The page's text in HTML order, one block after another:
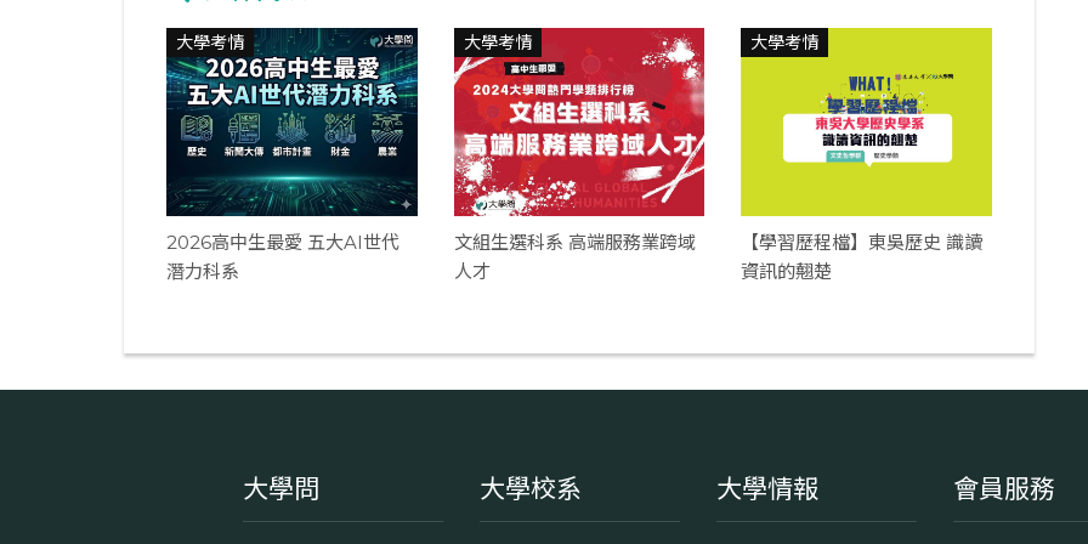
大學考情
2026高中生最愛 五大AI世代
潛力科系
大學考情
文組生選科系 高端服務業跨域
人才
大學考情
【學習歷程檔】東吳歷史 識讀
資訊的翹楚
大學問 大學校系 大學情報 會員服務